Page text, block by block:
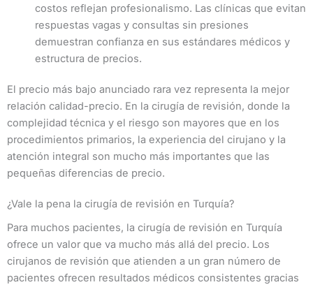
costos reflejan profesionalismo. Las clínicas que evitan
respuestas vagas y consultas sin presiones
demuestran confianza en sus estándares médicos y
estructura de precios.
El precio más bajo anunciado rara vez representa la mejor
relación calidad-precio. En la cirugía de revisión, donde la
complejidad técnica y el riesgo son mayores que en los
procedimientos primarios, la experiencia del cirujano y la
atención integral son mucho más importantes que las
pequeñas diferencias de precio.
¿Vale la pena la cirugía de revisión en Turquía?
Para muchos pacientes, la cirugía de revisión en Turquía
ofrece un valor que va mucho más allá del precio. Los
cirujanos de revisión que atienden a un gran número de
pacientes ofrecen resultados médicos consistentes gracias